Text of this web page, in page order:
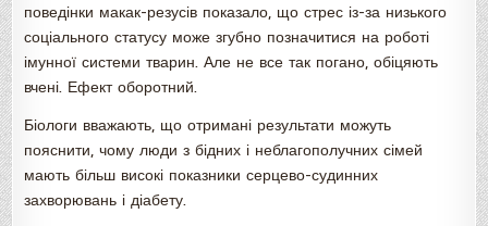
поведінки макак-резусів показало, що стрес із-за низького
соціального статусу може згубно позначитися на роботі
імунної системи тварин. Але не все так погано, обіцяють
вчені. Ефект оборотний.
Біологи вважають, що отримані результати можуть
пояснити, чому люди з бідних і неблагополучних сімей
мають більш високі показники серцево-судинних
захворювань і діабету.